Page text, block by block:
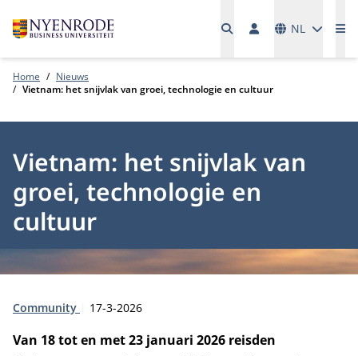
NL
Home
Nieuws
Vietnam: het snijvlak van groei, technologie en cultuur
Vietnam: het snijvlak van
groei, technologie en
cultuur
Type:
Community Publicatiedatum:
17-3-2026
Van 18 tot en met 23 januari 2026 reisden